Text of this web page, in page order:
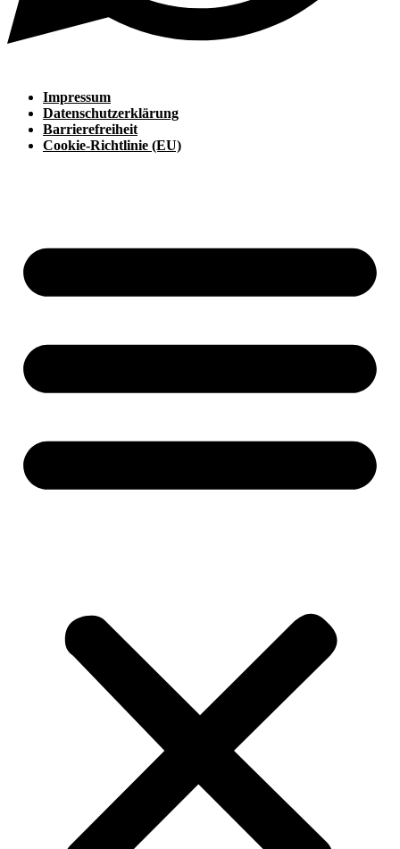
Impressum
Datenschutzerklärung
Barrierefreiheit
Cookie-Richtlinie (EU)